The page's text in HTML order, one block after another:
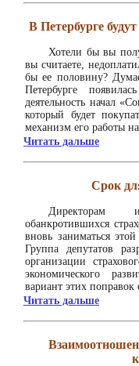
В Петербурге
Хотели бы вы
вы считаете,
бы ее половину?
Петербурге
деятельность начал
который будет
механизм его работы
Читать дальше
Срок
Директорам
обанкротившихся
вновь заниматься
Группа депутатов
организации
экономического
вариант этих поправок
Читать дальше